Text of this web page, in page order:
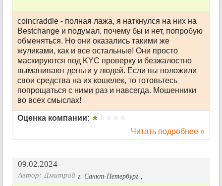
coincraddle - полная лажа, я наткнулся на них на
Bestchange и подумал, почему бы и нет, попробую
обменяться. Но они оказались такими же
жуликами, как и все остальные! Они просто
маскируются под KYC проверку и безжалостно
выманивают деньги у людей. Если вы положили
свои средства на их кошелек, то готовьтесь
попрощаться с ними раз и навсегда. Мошенники
во всех смыслах!
Оценка компании:
Читать подробнее »
09.02.2024
Автор: Дмитрий ,
г. Санкт-Петербург